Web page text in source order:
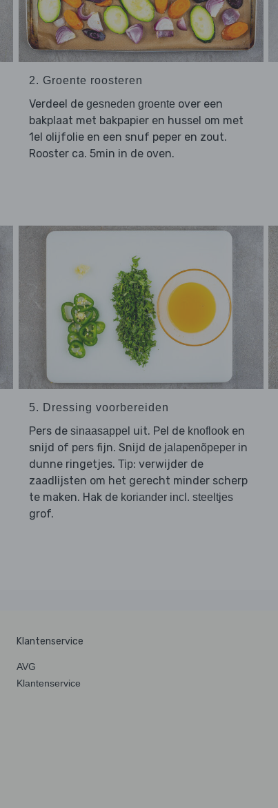
2. Groente roosteren
Verdeel de gesneden groente over een
bakplaat met bakpapier en hussel om met
1el olijfolie en een snuf peper en zout.
Rooster ca. 5min in de oven.
5. Dressing voorbereiden
Pers de sinaasappel uit. Pel de knoflooken
snijd of pers fijn. Snijd de jalapenõpeperin
dunne ringetjes. Tip: verwijder de
zaadlijsten om het gerecht minder scherp
te maken. Hak de koriander incl. steeltjes
grof.
Klantenservice
AVG
Klantenservice